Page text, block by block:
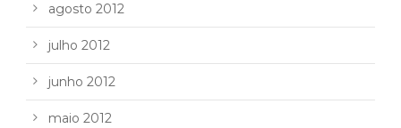
agosto 2012
julho 2012
junho 2012
maio 2012